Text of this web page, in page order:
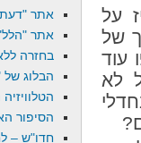
על
של
עוד
לא
אתר
אתר
בחזרה
הבלוג של
הסיפור
חדו"ש –